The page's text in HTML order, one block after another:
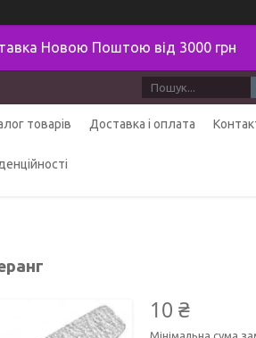
Новою Поштою від 3000 грн
товарів Доставка і оплата
10 ₴
Мінімальна сума